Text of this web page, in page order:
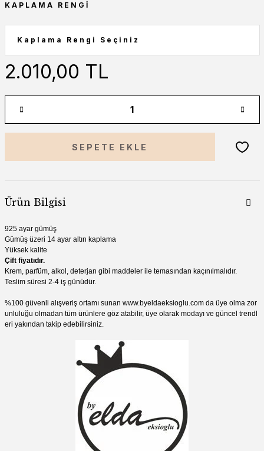
KAPLAMA RENGI
2.010,00 TL
SEPETE EKLE
Ürün Bilgisi
925 ayar gümüş
Gümüş üzeri 14 ayar altın kaplama
Yüksek kalite
Çift fiyatıdır.
Krem, parfüm, alkol, deterjan gibi madde ler ile temasından kaçınılmalıdır.
Teslim süresi 2-4 iş günüdür.
%100 güvenli alışveriş ortamı sunan www.byeldaeksioglu.comda üye olma zor
unluluğu olmadan tüm ürünlere göz atabilir, üye olarak modayı ve güncel trendl
eri yakından takip edebilirsiniz.